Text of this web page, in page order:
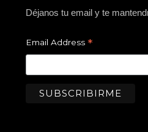
Déjanos tu email y te
Email Address *